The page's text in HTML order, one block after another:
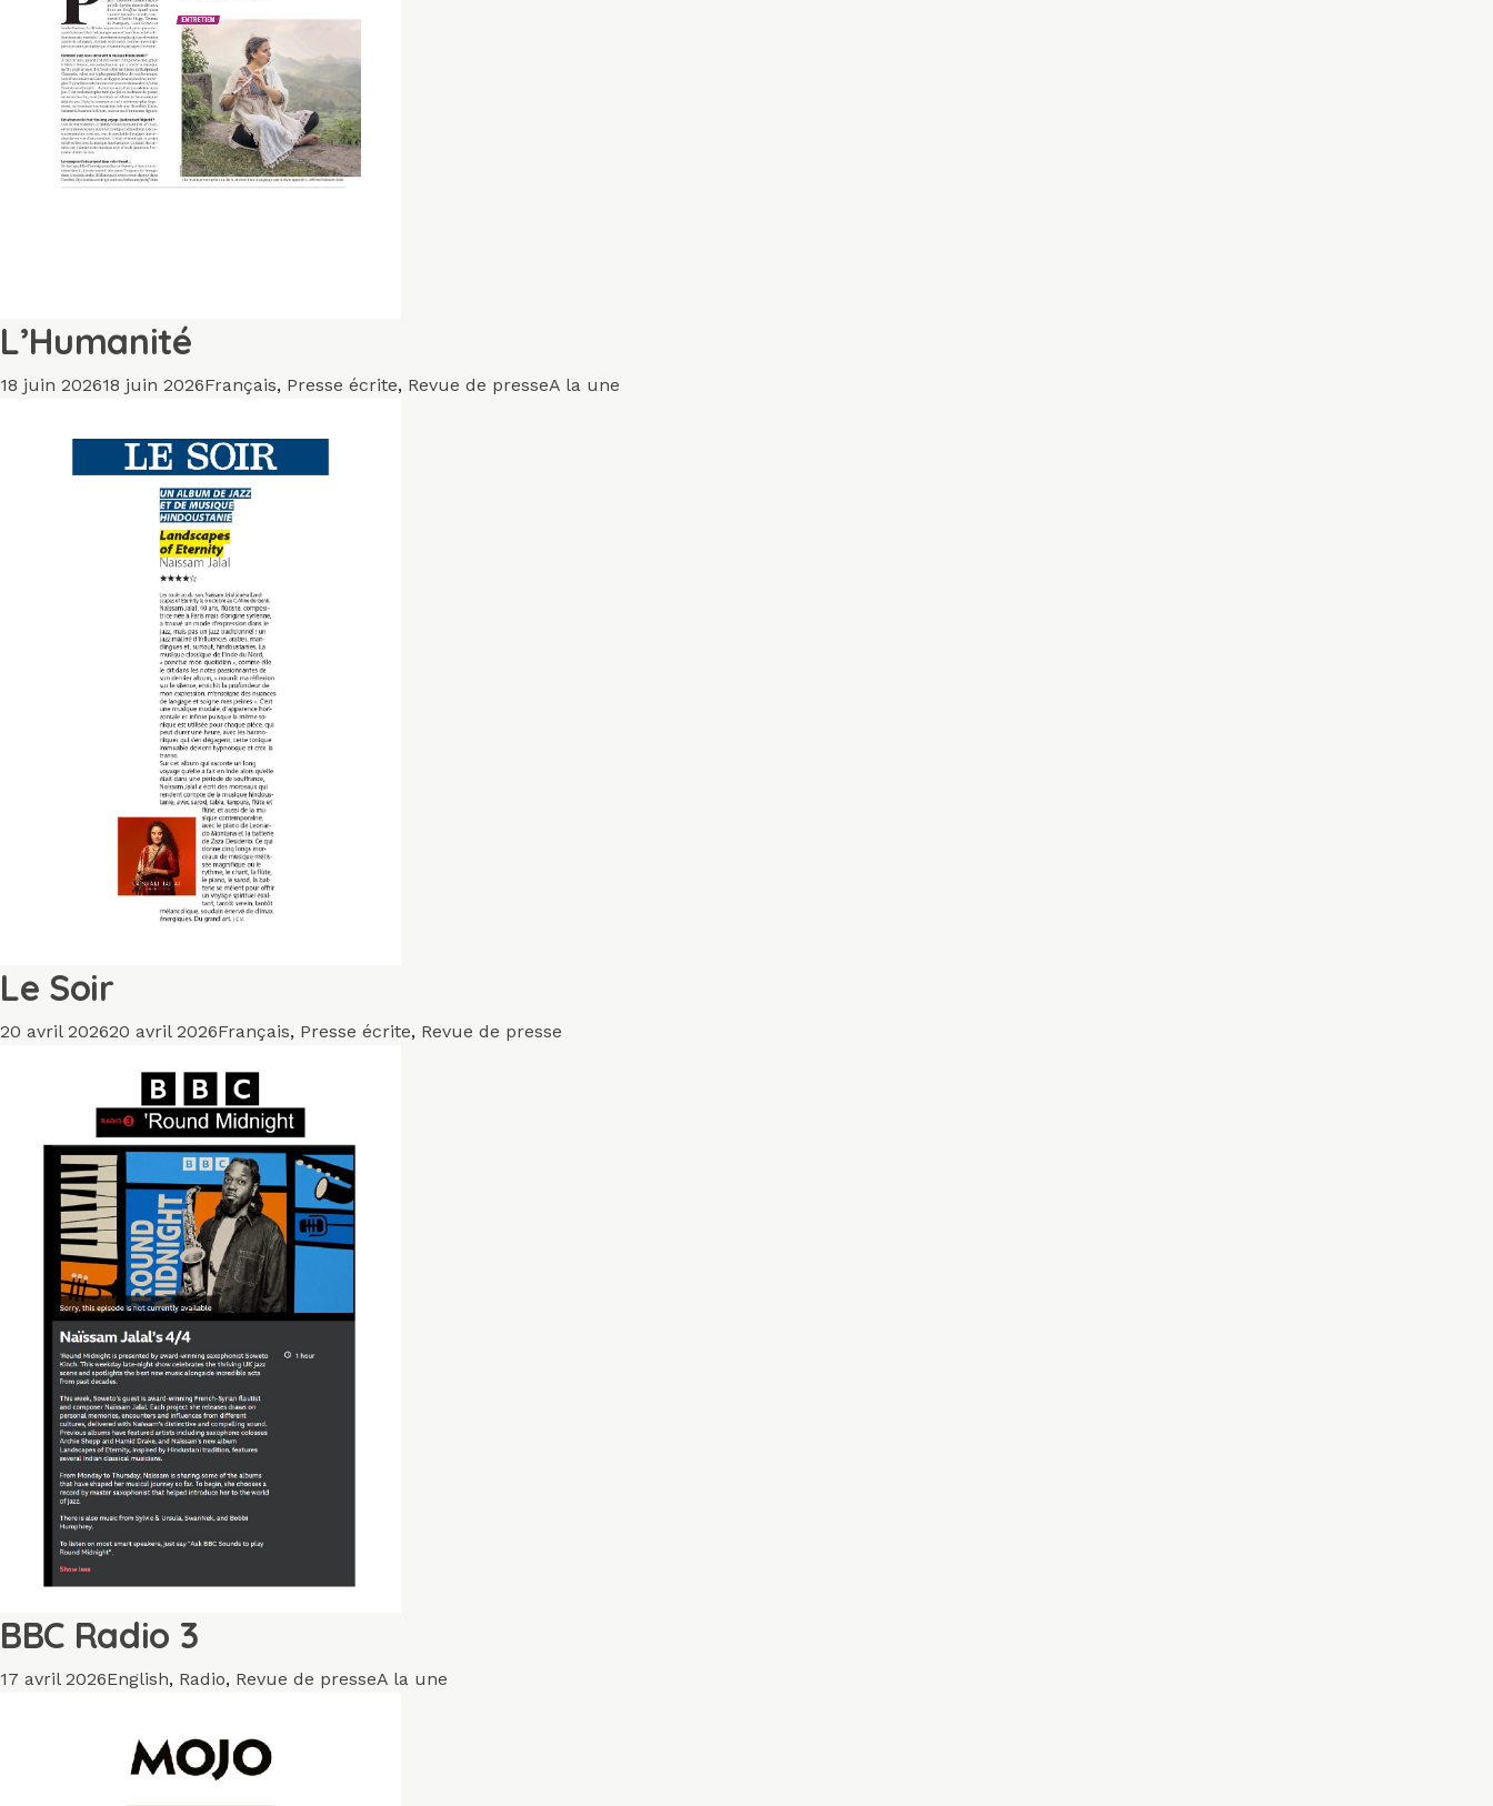
L’Humanité
Publié
18 juin 202618 juin 2026Catégories
Français, Presse écrite, Revue de presseMots-
A la une
Le Soir
Publié
20 avril 202620 avril 2026Catégories
Français, Presse écrite, Revue de presse
BBC Radio 3
Publié
17 avril 2026Catégories
English, Radio, Revue de presseMots-
A la une